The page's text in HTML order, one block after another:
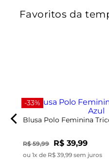
Favoritos da
-33%
Blusa Polo Feminina
R$ 59,99 R$ 39,99
ou 1x de R$ 39,99 sem juros